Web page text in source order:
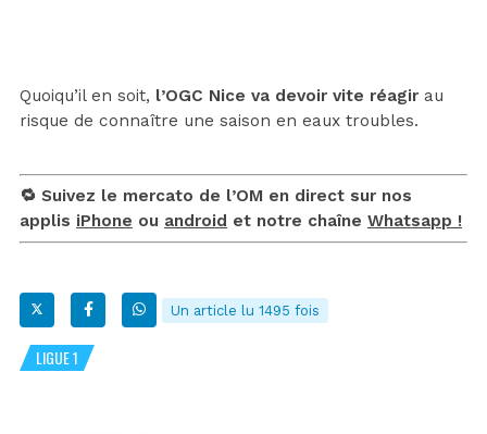
Quoiqu’il en soit, l’OGC Nice va devoir vite réagir au
risque de connaître une saison en eaux troubles.
🔁 Suivez le mercato de l’OM en direct sur nos
applis iPhone ou android et notre chaîne Whatsapp !
Un article lu 1495 fois
LIGUE 1